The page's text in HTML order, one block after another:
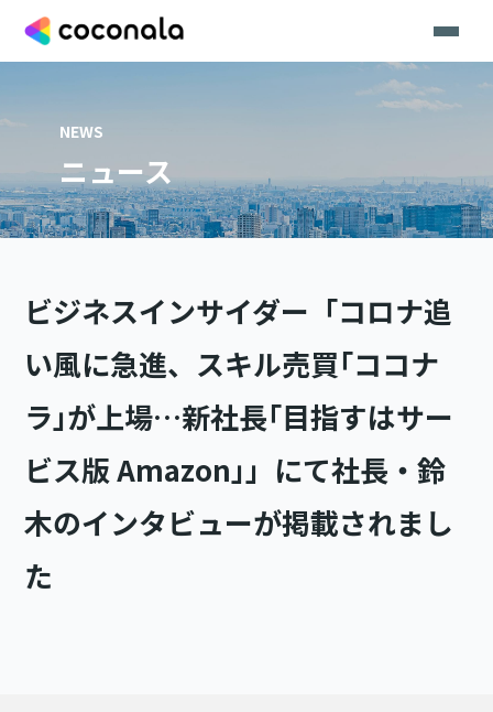
NEWS
ニュース
ビジネスインサイダー「コロナ追
い風に急進、スキル売買｢ココナ
ラ｣が上場…新社長｢目指すはサー
ビス版 Amazon｣」にて社長・鈴
木のインタビューが掲載されまし
た